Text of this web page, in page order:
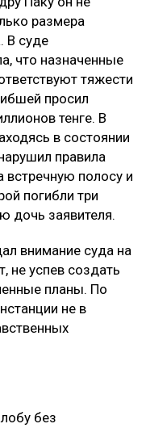
размера
В суде
что назначенные
тяжести
просил
тенге. В
в состоянии
правила
полосу и
погибли три
дочь заявителя.
внимание суда на
не успев создать
планы. По
не в
без